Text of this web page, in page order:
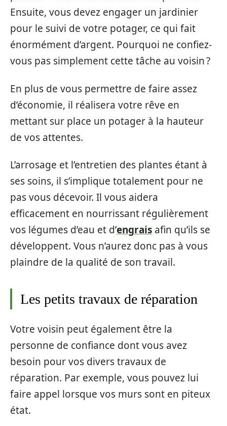
Ensuite, vous devez engager un jardinier
pour le suivi de votre potager, ce qui fait
énormément d’argent. Pourquoi ne confiez-
vous pas simplement cette tâche au voisin ?
En plus de vous permettre de faire assez
d’économie, il réalisera votre rêve en
mettant sur place un potager à la hauteur
de vos attentes.
L’arrosage et l’entretien des plantes étant à
ses soins, il s’implique totalement pour ne
pas vous décevoir. Il vous aidera
efficacement en nourrissant régulièrement
vos légumes d’eau et d’engrais afin qu’ils se
développent. Vous n’aurez donc pas à vous
plaindre de la qualité de son travail.
Les petits travaux de réparation
Votre voisin peut également être la
personne de confiance dont vous avez
besoin pour vos divers travaux de
réparation. Par exemple, vous pouvez lui
faire appel lorsque vos murs sont en piteux
état.